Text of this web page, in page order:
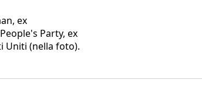
ex
Party, ex
Uniti (nella foto).